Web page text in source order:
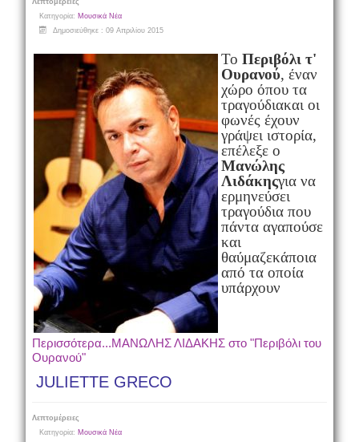
Λεπτομέρειες
Κατηγορία: Μουσικά Νέα
Δημοσιεύθηκε : 09 Απριλίου 2015
Το Περιβόλι τ'
Ουρανού, έναν
χώρο όπου τα
τραγούδιακαι οι
φωνές έχουν
γράψει ιστορία,
επέλεξε ο
Μανώλης
Λιδάκηςγια να
ερμηνεύσει
τραγούδια που
πάντα αγαπούσε
και
θαύμαζεκάποια
από τα οποία
υπάρχουν
Περισσότερα...ΜΑΝΩΛΗΣ ΛΙΔΑΚΗΣ στο "Περιβόλι του
Ουρανού"
JULIETTE GRECO
Λεπτομέρειες
Κατηγορία: Μουσικά Νέα